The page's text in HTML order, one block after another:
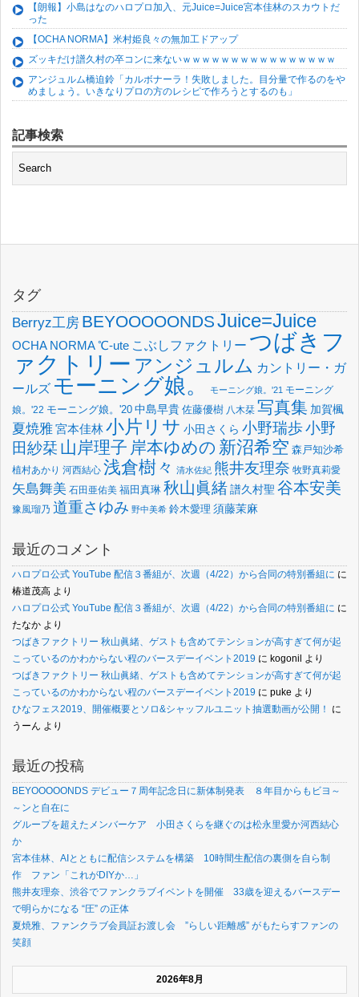
【朗報】小島はなのハロプロ加入、元Juice=Juice宮本佳林のスカウトだ
った
【OCHA NORMA】米村姫良々の無加工ドアップ
ズッキだけ譜久村の卒コンに来ないｗｗｗｗｗｗｗｗｗｗｗｗｗｗｗｗ
アンジュルム橋迫鈴「カルボナーラ！失敗しました。目分量で作るのをや
めましょう。いきなりプロの方のレシピで作ろうとするのも」
記事検索
タグ
Berryz工房 BEYOOOOONDSJuice=Juice
OCHA NORMA℃-ute こぶしファクトリー つばきフ
ァクトリー アンジュルム カントリー・ガ
ールズ モーニング娘。 モーニング娘。'21 モーニング
娘。'22 モーニング娘。'20 中島早貴 佐藤優樹 八木栞 写真集 加賀楓
夏焼雅宮本佳林小片リサ 小田さくら 小野瑞歩小野
田紗栞 山岸理子 岸本ゆめの 新沼希空 森戸知沙希
植村あかり 河西結心 浅倉樹々 清水佐紀 熊井友理奈 牧野真莉愛
矢島舞美 石田亜佑美 福田真琳 秋山眞緒譜久村聖 谷本安美
豫風瑠乃 道重さゆみ 野中美希 鈴木愛理 須藤茉麻
最近のコメント
ハロプロ公式 YouTube 配信３番組が、次週（4/22）から合同の特別番組に に
椿道茂高 より
ハロプロ公式 YouTube 配信３番組が、次週（4/22）から合同の特別番組に に
たなか より
つばきファクトリー 秋山眞緒、ゲストも含めてテンションが高すぎて何が起
こっているのかわからない程のバースデーイベント2019 に kogonil より
つばきファクトリー 秋山眞緒、ゲストも含めてテンションが高すぎて何が起
こっているのかわからない程のバースデーイベント2019 に puke より
ひなフェス2019、開催概要とソロ&シャッフルユニット抽選動画が公開！
に
うーん より
最近の投稿
BEYOOOOONDS デビュー７周年記念日に新体制発表 ８年目からもビヨ～
～ンと自在に
グループを超えたメンバーケア 小田さくらを継ぐのは松永里愛か河西結心
か
宮本佳林、AIとともに配信システムを構築 10時間生配信の裏側を自ら制
作 ファン「これがDIYか…」
熊井友理奈、渋谷でファンクラブイベントを開催 33歳を迎えるバースデー
で明らかになる “圧” の正体
夏焼雅、ファンクラブ会員証お渡し会 ”らしい距離感” がもたらすファンの
笑顔
2026年8月